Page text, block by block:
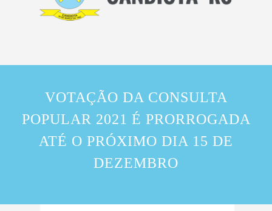
VOTAÇÃO DA CONSULTA
POPULAR 2021 É PRORROGADA
ATÉ O PRÓXIMO DIA 15 DE
DEZEMBRO